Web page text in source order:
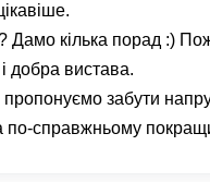
Дамо кілька порад :)
добра вистава.
забути
справжньому